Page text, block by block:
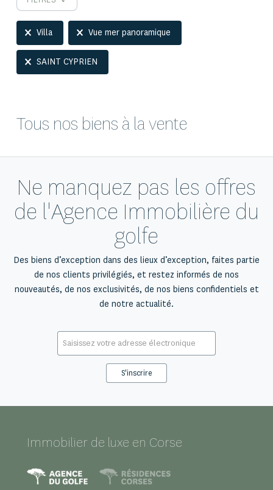
Selection
Villa Vue mer panoramique
SAINT CYPRIEN
Tous nos biens à la vente
Ne manquez pas les offres
de l'Agence Immobilière du
golfe
Des biens d’exception dans des lieux d’exception, faites partie
de nos clients privilégiés, et restez informés de nos
nouveautés, de nos exclusivités, de nos biens confidentiels et
de notre actualité.
mail
*
Immobilier de luxe en Corse